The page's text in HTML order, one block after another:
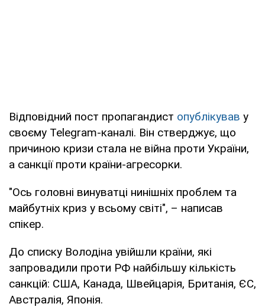
Відповідний пост пропагандист опублікував у
своєму Telegram-каналі. Він стверджує, що
причиною кризи стала не війна проти України,
а санкції проти країни-агресорки.
"Ось головні винуватці нинішніх проблем та
майбутніх криз у всьому світі", – написав
спікер.
До списку Володіна увійшли країни, які
запровадили проти РФ найбільшу кількість
санкцій: США, Канада, Швейцарія, Британія, ЄС,
Австралія, Японія.